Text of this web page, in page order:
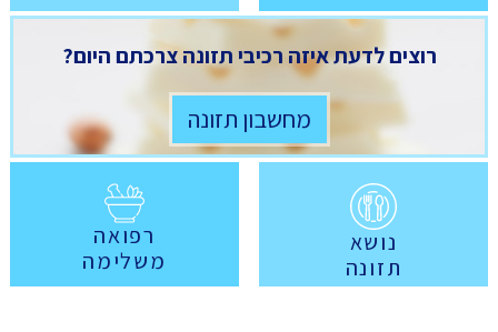
רוצים לדעת איזה רכיבי תזונה צרכתם היום?
מחשבון תזונה
נושא
תזונה
רפואה
משלימה